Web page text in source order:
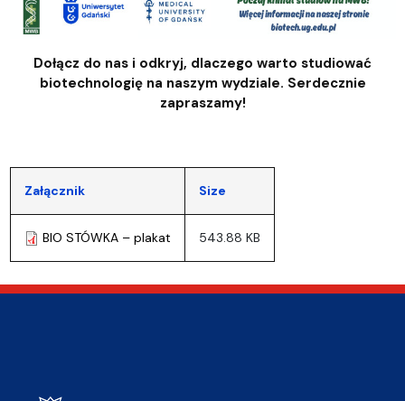
Dołącz do nas i odkryj, dlaczego warto studiować
biotechnologię na naszym wydziale. Serdecznie
zapraszamy!
Załącznik Size
BIO STÓWKA – plakat 543.88 KB